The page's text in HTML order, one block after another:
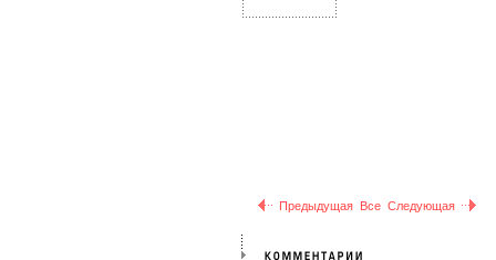
Предыдущая Все Следующая